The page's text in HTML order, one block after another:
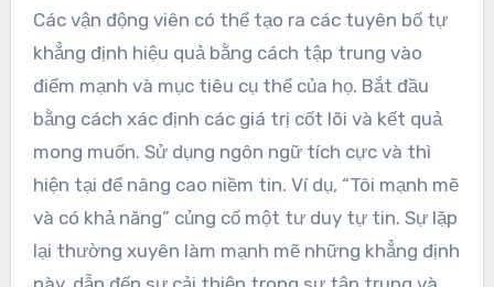
Các vận động viên có thể tạo ra các tuyên bố tự
khẳng định hiệu quả bằng cách tập trung vào
điểm mạnh và mục tiêu cụ thể của họ. Bắt đầu
bằng cách xác định các giá trị cốt lõi và kết quả
mong muốn. Sử dụng ngôn ngữ tích cực và thì
hiện tại để nâng cao niềm tin. Ví dụ, “Tôi mạnh mẽ
và có khả năng” củng cố một tư duy tự tin. Sự lặp
lại thường xuyên làm mạnh mẽ những khẳng định